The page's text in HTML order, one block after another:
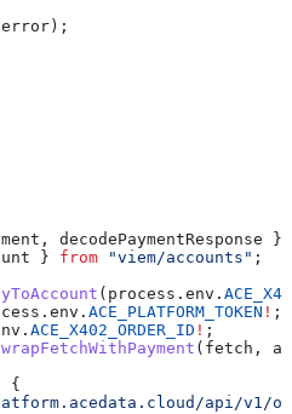
error);
, decodePaymentResponse }
} from "viem/accounts" ;
( process . env .
. env . ACE_PLATFORM_TOKEN ! ;
. ACE_X402_ORDER_ID ! ;
wrapFetchWithPayment ( fetch ,
{
api/v1/